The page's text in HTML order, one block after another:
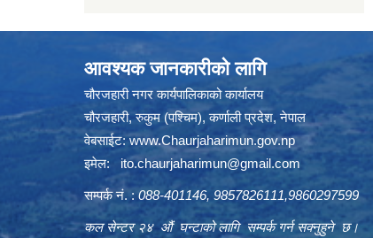
आवश्यक जानकारीको लागि
चौरजहारी नगर कार्यपालिकाको कार्यालय
चौरजहारी, रुकुम (पश्चिम), कर्णाली प्रदेश, नेपाल
वेबसाईट:www.Chaurjaharimun.gov.np
इमेल: ito.chaurjaharimun@gmail.com
सम्पर्क नं. : 088-401146, 9857826111,9860297599
कल सेन्टर २४ औं घन्टाको लागि सम्पर्क गर्न सक्नुहुने छ।